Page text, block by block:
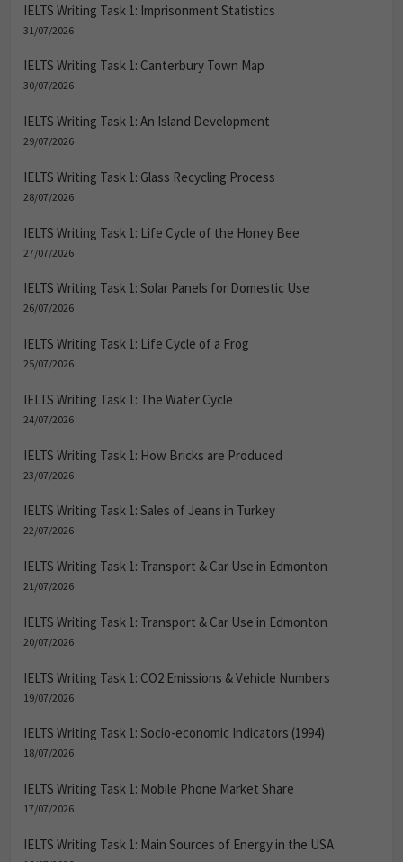
IELTS Writing Task 1: Imprisonment Statistics
31/07/2026
IELTS Writing Task 1: Canterbury Town Map
30/07/2026
IELTS Writing Task 1: An Island Development
29/07/2026
IELTS Writing Task 1: Glass Recycling Process
28/07/2026
IELTS Writing Task 1: Life Cycle of the Honey Bee
27/07/2026
IELTS Writing Task 1: Solar Panels for Domestic Use
26/07/2026
IELTS Writing Task 1: Life Cycle of a Frog
25/07/2026
IELTS Writing Task 1: The Water Cycle
24/07/2026
IELTS Writing Task 1: How Bricks are Produced
23/07/2026
IELTS Writing Task 1: Sales of Jeans in Turkey
22/07/2026
IELTS Writing Task 1: Transport & Car Use in Edmonton
21/07/2026
IELTS Writing Task 1: Transport & Car Use in Edmonton
20/07/2026
IELTS Writing Task 1: CO2 Emissions & Vehicle Numbers
19/07/2026
IELTS Writing Task 1: Socio-economic Indicators (1994)
18/07/2026
IELTS Writing Task 1: Mobile Phone Market Share
17/07/2026
IELTS Writing Task 1: Main Sources of Energy in the USA